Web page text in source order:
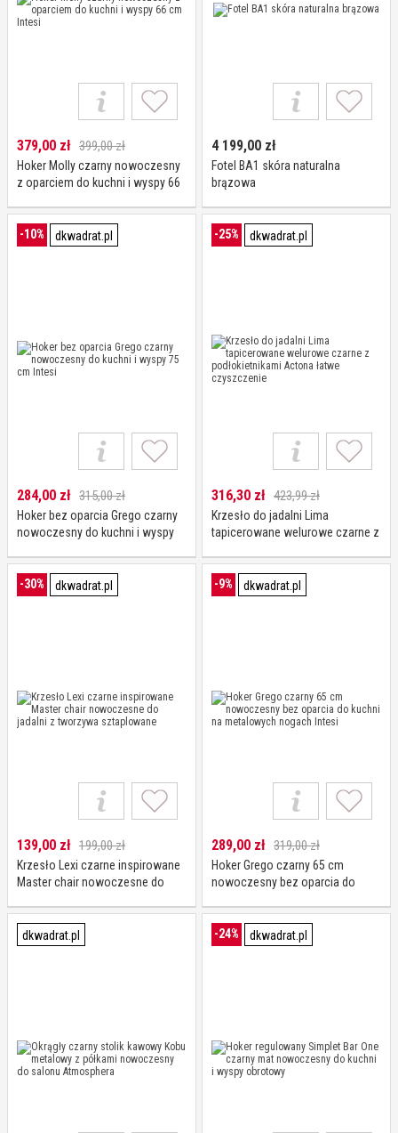
379,00 zł 399,00 zł
Hoker Molly czarny nowoczesny
z oparciem do kuchni i wyspy 66
4 199,00 zł
Fotel BA1 skóra naturalna
brązowa
-10% dkwadrat.pl
284,00 zł 315,00 zł
Hoker bez oparcia Grego czarny
nowoczesny do kuchni i wyspy
-25% dkwadrat.pl
316,30 zł 423,99 zł
Krzesło do jadalni Lima
tapicerowane welurowe czarne z
czyszczenie
-30%
dkwadrat.pl
139,00 zł 199,00 zł
Krzesło Lexi czarne inspirowane
Master chair nowoczesne do
-9% dkwadrat.pl
289,00 zł 319,00 zł
Hoker Grego czarny 65 cm
nowoczesny bez oparcia do
Intesi
dkwadrat.pl
-24% dkwadrat.pl